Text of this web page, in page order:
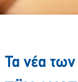
Τα νέα